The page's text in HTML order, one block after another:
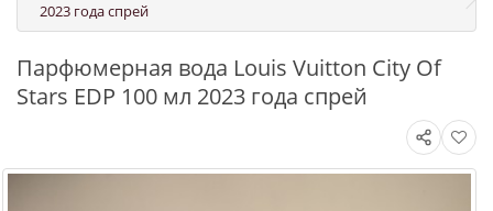
2023 года спрей
Парфюмерная вода Louis Vuitton City Of
Stars EDP 100 мл 2023 года спрей